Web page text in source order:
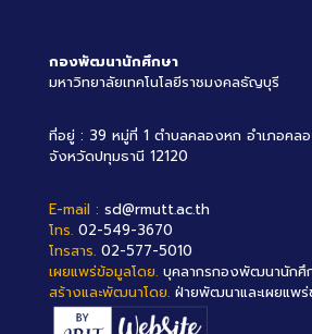
กองพัฒนานักศึกษา
มหาวิทยาลัยเทคโนโลยีราชมงคลธัญบุรี
ที่อยู่ : 39 หมู่ที่ 1 ตำบลคลองหก อำเภอคล
จังหวัดปทุมธานี 12120
E-mail : sd@rmutt.ac.th
โทร. 02-549-3670
โทรสาร. 02-577-5010
เผยแพร่ข้อมูลโดย. บุคลากรกองพัฒนานักศึ
สร้างและพัฒนาโดย. ฝ่ายพัฒนาและเผยแพร่